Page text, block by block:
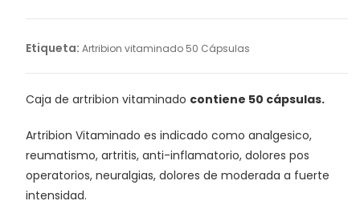
Cápsulas
cantidad
Etiqueta: Artribion vitaminado 50 Cápsulas
Caja de artribion vitaminado contiene 50 cápsulas.
Artribion Vitaminado es indicado como analgesico,
reumatismo, artritis, anti-inflamatorio, dolores pos
operatorios, neuralgias, dolores de moderada a fuerte
intensidad.